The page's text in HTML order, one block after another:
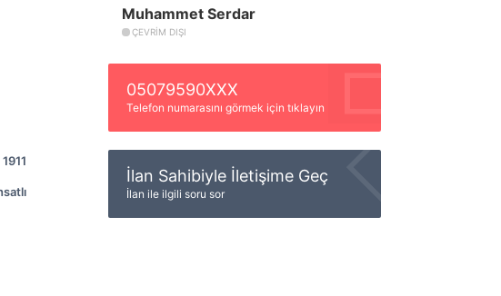
Muhammet Serdar
ÇEVRIM DIŞI
05079590XXX
Telefon numarasını görmek için tıklayın
İlan Sahibiyle İletişime Geç
İlan ile ilgili soru sor